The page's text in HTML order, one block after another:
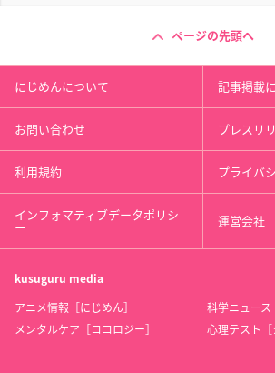
ページの先頭へ
にじめんについて 記事掲載
お問い合わせ プレスリ
利用規約 プライバ
インフォマティブデータポリシ
ー 運営会社
kusuguru media
アニメ情報［にじめん］
科学ニュース
メンタルケア［ココロジー］
心理テスト［